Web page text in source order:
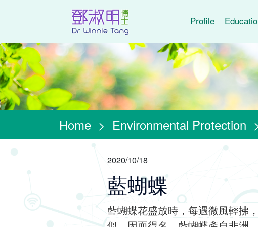
Profile
Home > Environmental Protection
2020/10/18
藍蝴蝶
藍蝴蝶花盛放時，每遇微風輕拂